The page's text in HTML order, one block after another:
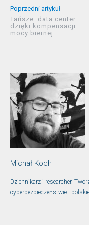
Poprzedni artykuł
Tańsze data center
dzięki kompensacji
mocy biernej
Michał Koch
Dziennikarz i researcher.
cyberbezpieczeństwie i